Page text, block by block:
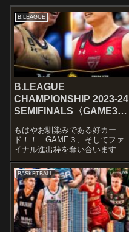
B.LEAGUE
B.LEAGUE
CHAMPIONSHIP 2023-24
SEMIFINALS〈GAME3〉
琉球 vs 千葉J
もはやお馴染みである好カー
ド！！ GAME３、そしてファ
イナル進出枠を奪い合います
w STARTERS琉球ゴールデンキ
ングスアレン・ダーラム岸本隆
一今村佳太小野寺祥太ジャッ
ク・クーリー【スターティング
5】■HOME 5/21(火)vs千葉ジ...
BASKETBALL